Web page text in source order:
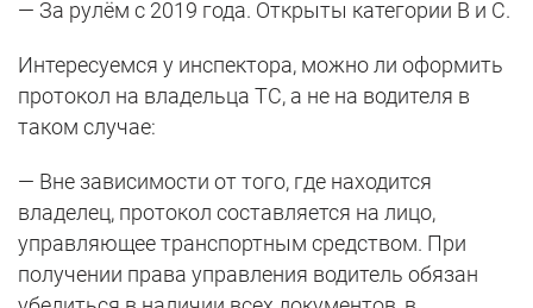
— За рулём с 2019 года. Открыты категории В и С.
Интересуемся у инспектора, можно ли оформить
протокол на владельца ТС, а не на водителя в
таком случае:
— Вне зависимости от того, где находится
владелец, протокол составляется на лицо,
управляющее транспортным средством. При
получении права управления водитель обязан